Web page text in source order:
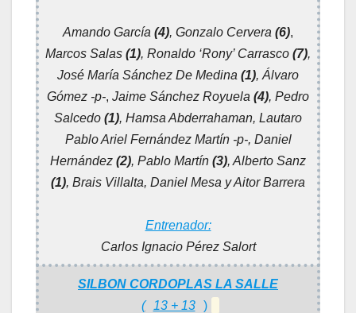
Amando García (4), Gonzalo Cervera (6),
Marcos Salas (1), Ronaldo ‘Rony’ Carrasco (7),
José María Sánchez De Medina (1), Álvaro
Gómez -p-, Jaime Sánchez Royuela (4), Pedro
Salcedo (1), Hamsa Abderrahaman, Lautaro
Pablo Ariel Fernández Martín -p-, Daniel
Hernández (2), Pablo Martín (3), Alberto Sanz
(1), Brais Villalta, Daniel Mesa y Aitor Barrera
Entrenador:
Carlos Ignacio Pérez Salort
SILBON CORDOPLAS LA SALLE
(
13 + 13
)